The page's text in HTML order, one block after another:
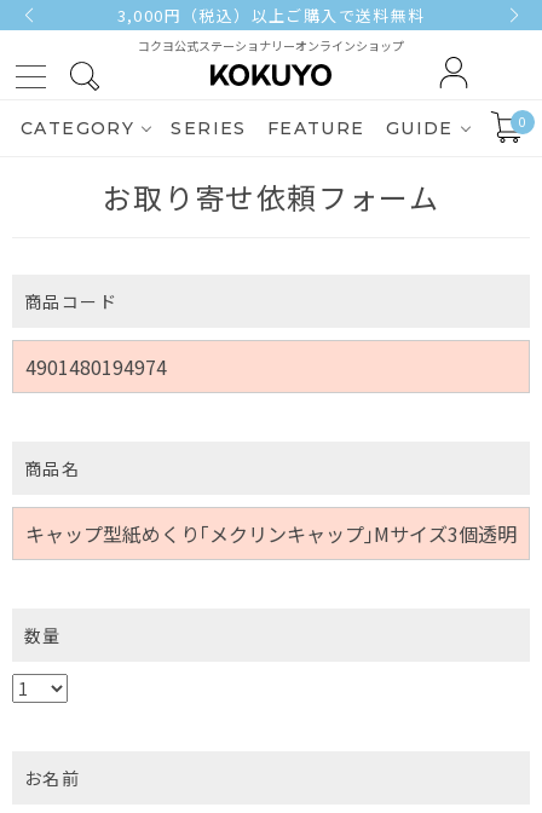
3,000円（税込）以上ご購入で送料無料
コクヨ公式ステーショナリーオンラインショップ
CATEGORY SERIES FEATURE GUIDE 0
お取り寄せ依頼フォーム
商品コード
商品名
数量
お名前